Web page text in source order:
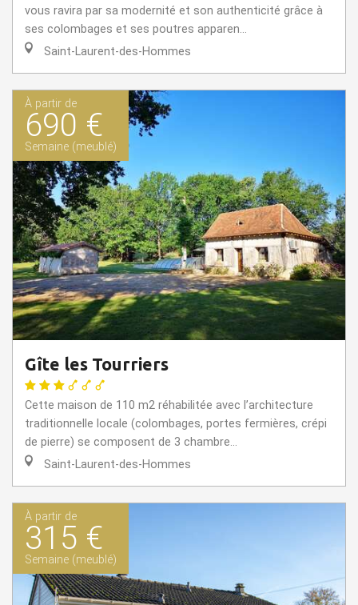
vous ravira par sa modernité et son authenticité grâce à
ses colombages et ses poutres apparen...
Saint-Laurent-des-Hommes
À partir de
690 €
Semaine (meublé)
Gîte les Tourriers
Cette maison de 110 m2 réhabilitée avec l’architecture
traditionnelle locale (colombages, portes fermières, crépi
de pierre) se composent de 3 chambre...
Saint-Laurent-des-Hommes
À partir de
315 €
Semaine (meublé)